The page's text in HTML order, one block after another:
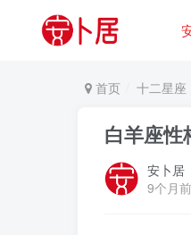
首页 十二星座
白羊座性
安卜居
9个月